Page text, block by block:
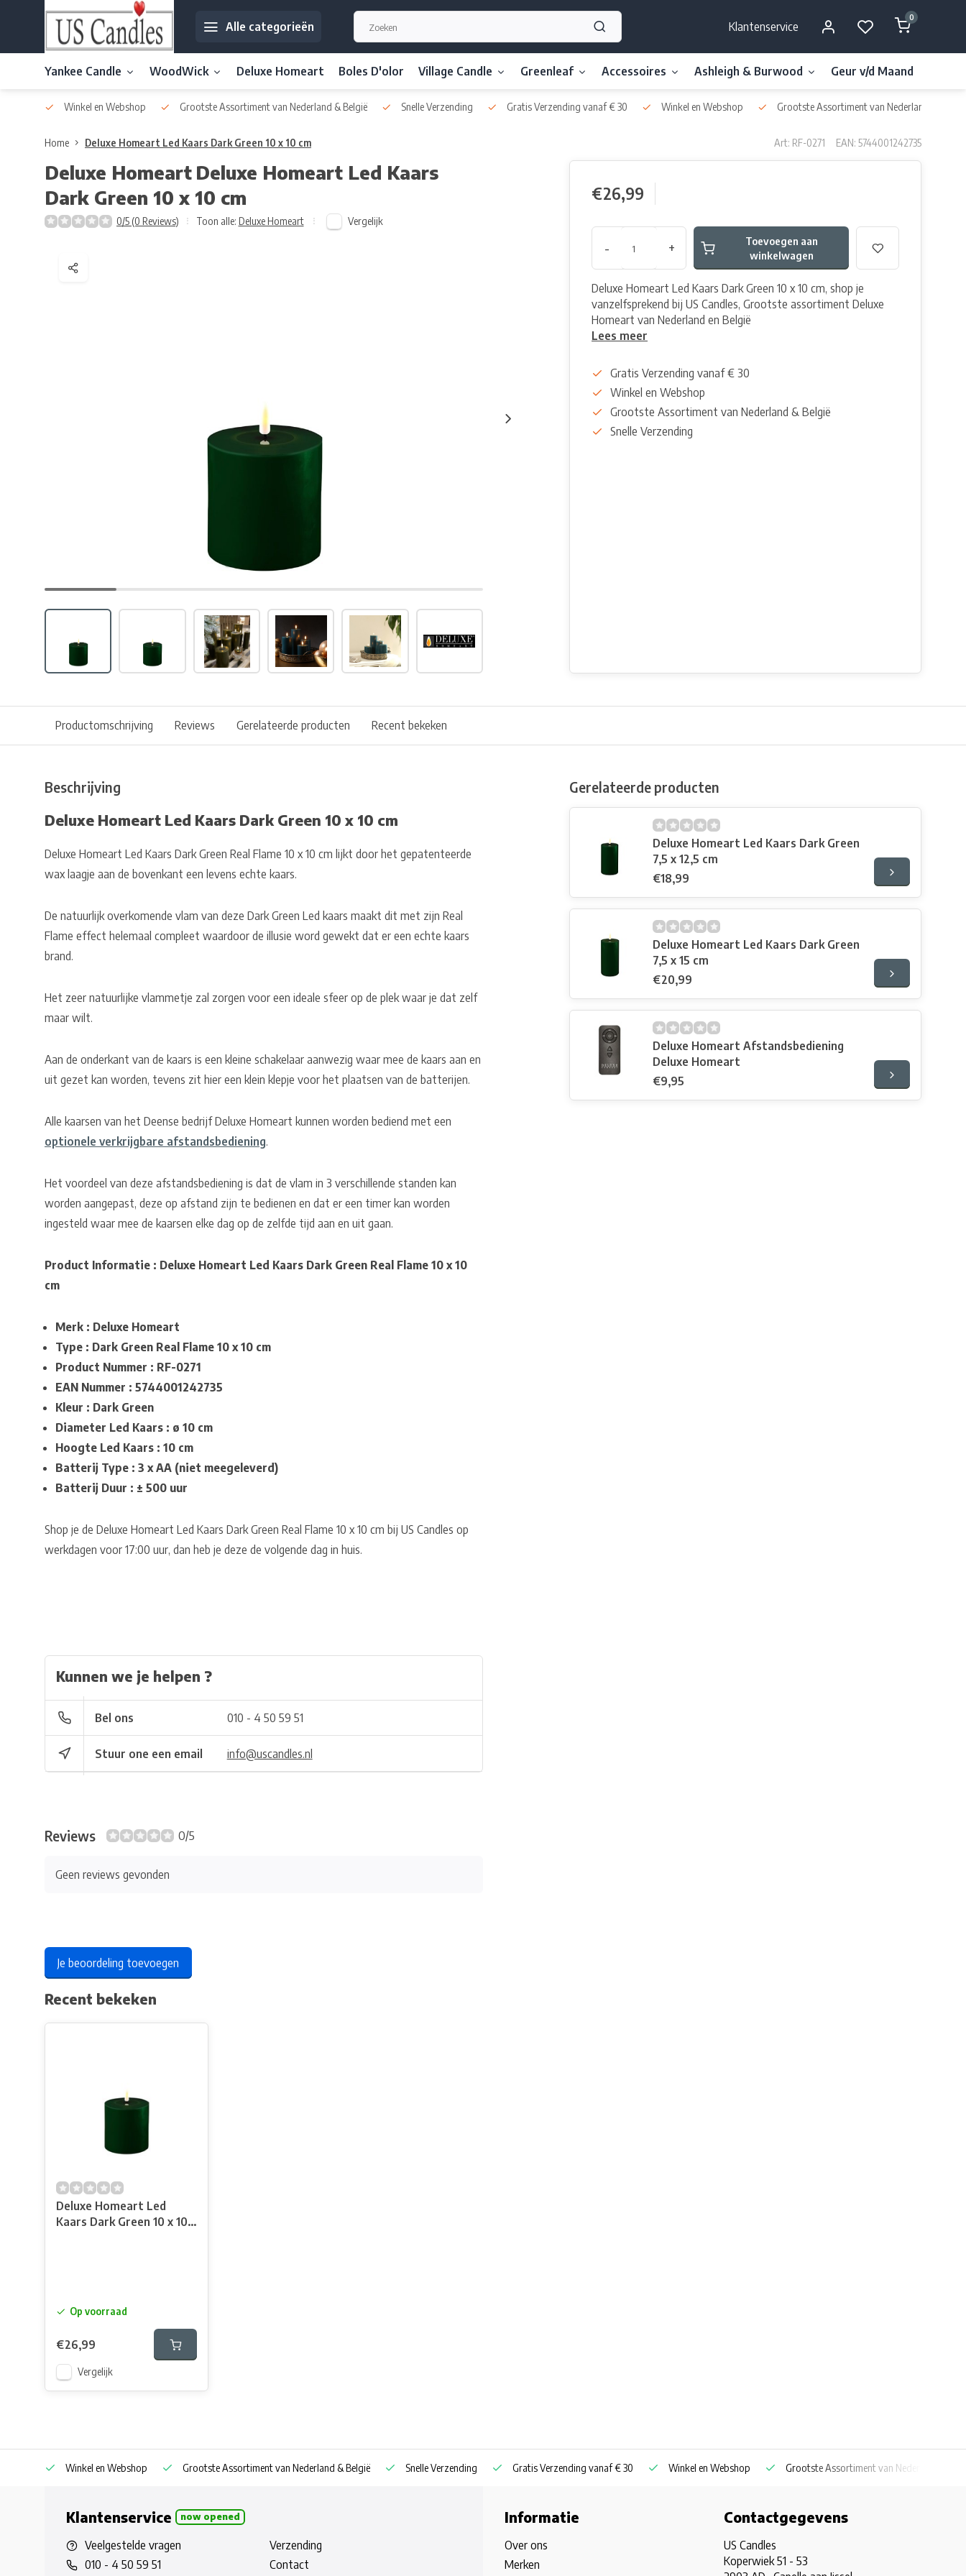
Alle categorieën Klantenservice
0
Yankee Candle WoodWick Deluxe Homeart Boles D'olor Village Candle Greenleaf Accessoires Ashleigh & Burwood Geur v/d Maand
Winkel en Webshop Grootste Assortiment van Nederland & België Snelle Verzending Gratis Verzending vanaf € 30 Winkel en Webshop Grootste Assortiment van Nederland & België
Home Deluxe Homeart Led Kaars Dark Green 10 x 10 cm Art: RF-0271 EAN: 5744001242735
Deluxe Homeart Deluxe Homeart Led Kaars
Dark Green 10 x 10 cm
0/5 (0 Reviews) Toon alle: Deluxe Homeart Vergelijk
€26,99
- +
Toevoegen aan
winkelwagen
Deluxe Homeart Led Kaars Dark Green 10 x 10 cm, shop je
vanzelfsprekend bij US Candles, Grootste assortiment Deluxe
Homeart van Nederland en België
Lees meer
Gratis Verzending vanaf € 30
Winkel en Webshop
Grootste Assortiment van Nederland & België
Snelle Verzending
Productomschrijving Reviews Gerelateerde producten Recent bekeken
Beschrijving
Deluxe Homeart Led Kaars Dark Green 10 x 10 cm
Deluxe Homeart Led Kaars Dark Green Real Flame 10 x 10 cm lijkt door het gepatenteerde
wax laagje aan de bovenkant een levens echte kaars.
De natuurlijk overkomende vlam van deze Dark Green Led kaars maakt dit met zijn Real
Flame effect helemaal compleet waardoor de illusie word gewekt dat er een echte kaars
brand.
Het zeer natuurlijke vlammetje zal zorgen voor een ideale sfeer op de plek waar je dat zelf
maar wilt.
Aan de onderkant van de kaars is een kleine schakelaar aanwezig waar mee de kaars aan en
uit gezet kan worden, tevens zit hier een klein klepje voor het plaatsen van de batterijen.
Alle kaarsen van het Deense bedrijf Deluxe Homeart kunnen worden bediend met een
optionele verkrijgbare afstandsbediening.
Het voordeel van deze afstandsbediening is dat de vlam in 3 verschillende standen kan
worden aangepast, deze op afstand zijn te bedienen en dat er een timer kan worden
ingesteld waar mee de kaarsen elke dag op de zelfde tijd aan en uit gaan.
Product Informatie : Deluxe Homeart Led Kaars Dark Green Real Flame 10 x 10
cm
Merk : Deluxe Homeart
Type : Dark Green Real Flame 10 x 10 cm
Product Nummer : RF-0271
EAN Nummer : 5744001242735
Kleur : Dark Green
Diameter Led Kaars : ø 10 cm
Hoogte Led Kaars : 10 cm
Batterij Type : 3 x AA (niet meegeleverd)
Batterij Duur : ± 500 uur
Shop je de Deluxe Homeart Led Kaars Dark Green Real Flame 10 x 10 cm bij US Candles op
werkdagen voor 17:00 uur, dan heb je deze de volgende dag in huis.
Kunnen we je helpen ?
Bel ons 010 - 4 50 59 51
Stuur one een email info@uscandles.nl
Reviews 0/5
Geen reviews gevonden
Je beoordeling toevoegen
Gerelateerde producten
Deluxe Homeart Led Kaars Dark Green
7,5 x 12,5 cm
€18,99
Deluxe Homeart Led Kaars Dark Green
7,5 x 15 cm
€20,99
Deluxe Homeart Afstandsbediening
Deluxe Homeart
€9,95
Recent bekeken
Deluxe Homeart Led
Kaars Dark Green 10 x 10
Op voorraad
€26,99
Vergelijk
Winkel en Webshop Grootste Assortiment van Nederland & België Snelle Verzending Gratis Verzending vanaf € 30 Winkel en Webshop Grootste Assortiment van Nederland &
Klantenservice now opened
Veelgestelde vragen
010 - 4 50 59 51
Verzending
Contact
Informatie
Over ons
Merken
Contactgegevens
US Candles
Koperwiek 51 - 53